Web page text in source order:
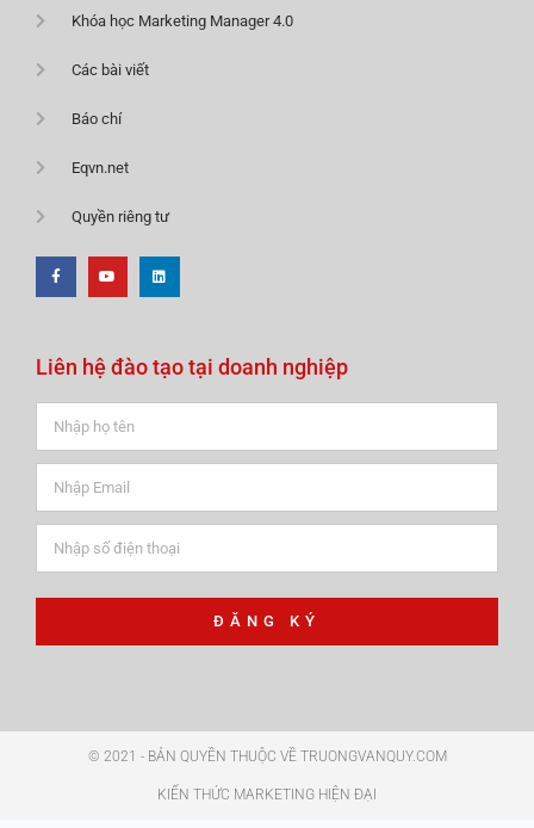
Khóa học Marketing Manager 4.0
Các bài viết
Báo chí
Eqvn.net
Quyền riêng tư
Liên hệ đào tạo tại doanh nghiệp
ĐĂNG KÝ
© 2021 - BẢN QUYỀN THUỘC VỀ TRUONGVANQUY.COM
KIẾN THỨC MARKETING HIỆN ĐẠI